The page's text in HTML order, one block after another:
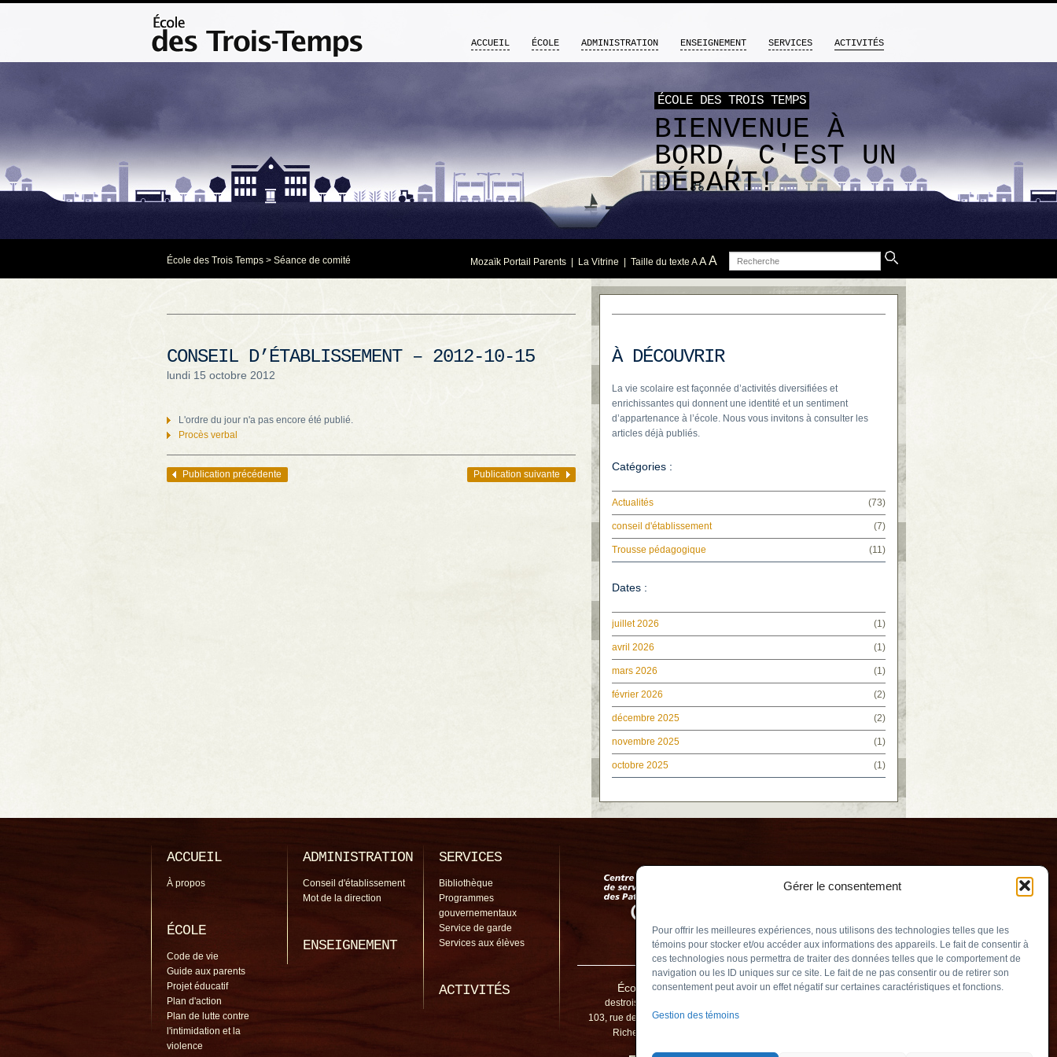
Gérer le consentement
Pour offrir les meilleures expériences, nous utilisons des technologies telles que les
témoins pour stocker et/ou accéder aux informations des appareils. Le fait de consentir à
ces technologies nous permettra de traiter des données telles que le comportement de
navigation ou les ID uniques sur ce site. Le fait de ne pas consentir ou de retirer son
consentement peut avoir un effet négatif sur certaines caractéristiques et fonctions.
Gestion des témoins
ÉCOLE DES TROIS TEMPS
BIENVENUE À
BORD, C'EST UN
DÉPART!
ACCUEIL ÉCOLE ADMINISTRATION ENSEIGNEMENT SERVICES ACTIVITÉS
École des Trois Temps > Séance de comité Mozaïk Portail Parents La Vitrine | Taille du texte A AA Recherche
CONSEIL D’ÉTABLISSEMENT – 2012-10-15
lundi 15 octobre 2012
L'ordre du jour n'a pas encore été publié.
Procès verbal
Navigation des articles
Publication précédente Publication suivante
À DÉCOUVRIR
La vie scolaire est façonnée d’activités diversifiées et
enrichissantes qui donnent une identité et un sentiment
d’appartenance à l’école. Nous vous invitons à consulter les
articles déjà publiés.
Catégories :
Actualités (73)
conseil d'établissement (7)
Trousse pédagogique (11)
Dates :
juillet 2026 (1)
avril 2026 (1)
mars 2026 (1)
février 2026 (2)
décembre 2025 (2)
novembre 2025 (1)
octobre 2025 (1)
ACCUEIL
À propos
ÉCOLE
Code de vie
Guide aux parents
Projet éducatif
Plan d'action
Plan de lutte contre
l'intimidation et la
violence
ADMINISTRATION
Conseil d'établissement
Mot de la direction
ENSEIGNEMENT
SERVICES
Bibliothèque
Programmes
gouvernementaux
Service de garde
Services aux élèves
ACTIVITÉS École des Trois Temps
destroistemps@cssp.gouv.qc.ca
103, rue de la Fabrique, Saint-Marc-sur-
Richelieu (Québec) J0L 2E0